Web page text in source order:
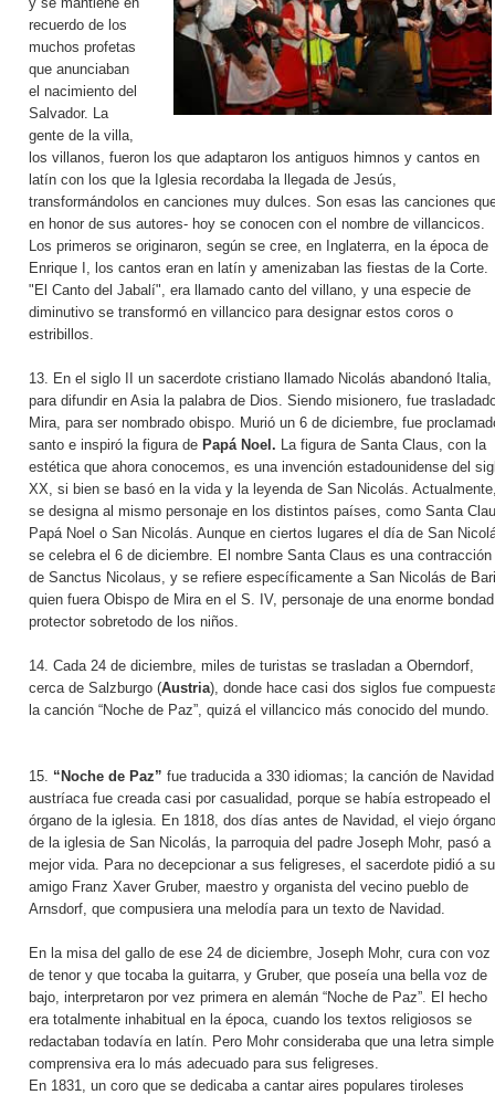
recuerdo de los
muchos profetas
que anunciaban
el nacimiento del
Salvador. La
gente de la villa,
los villanos, fueron los que adaptaron los antiguos himnos y cantos en
latín con los que la Iglesia recordaba la llegada de Jesús,
transformándolos en canciones muy dulces. Son esas las canciones
en honor de sus autores- hoy se conocen con el nombre de villancicos.
Los primeros se originaron, según se cree, en Inglaterra, en la época de
Enrique I, los cantos eran en latín y amenizaban las fiestas de la Corte.
"El Canto del Jabalí", era llamado canto del villano, y una especie de
diminutivo se transformó en villancico para designar estos coros o
estribillos.
13. En el siglo II un sacerdote cristiano llamado Nicolás abandonó Italia,
para difundir en Asia la palabra de Dios. Siendo misionero, fue
Mira, para ser nombrado obispo. Murió un 6 de diciembre, fue
santo e inspiró la figura de Papá Noel. La figura de Santa Claus, con la
estética que ahora conocemos, es una invención estadounidense del
XX, si bien se basó en la vida y la leyenda de San Nicolás.
se designa al mismo personaje en los distintos países, como Santa
Papá Noel o San Nicolás. Aunque en ciertos lugares el día de San
se celebra el 6 de diciembre. El nombre Santa Claus es una contracción
de Sanctus Nicolaus, y se refiere específicamente a San Nicolás de
quien fuera Obispo de Mira en el S. IV, personaje de una enorme
protector sobretodo de los niños.
14. Cada 24 de diciembre, miles de turistas se trasladan a Oberndorf,
cerca de Salzburgo (Austria), donde hace casi dos siglos fue
la canción “Noche de Paz”, quizá el villancico más conocido del mundo.
15. “Noche de Paz” fue traducida a 330 idiomas; la canción de Navidad
austríaca fue creada casi por casualidad, porque se había estropeado el
órgano de la iglesia. En 1818, dos días antes de Navidad, el viejo órgano
de la iglesia de San Nicolás, la parroquia del padre Joseph Mohr, pasó a
mejor vida. Para no decepcionar a sus feligreses, el sacerdote pidió a su
amigo Franz Xaver Gruber, maestro y organista del vecino pueblo de
Arnsdorf, que compusiera una melodía para un texto de Navidad.
En la misa del gallo de ese 24 de diciembre, Joseph Mohr, cura con voz
de tenor y que tocaba la guitarra, y Gruber, que poseía una bella voz de
bajo, interpretaron por vez primera en alemán “Noche de Paz”. El hecho
era totalmente inhabitual en la época, cuando los textos religiosos se
redactaban todavía en latín. Pero Mohr consideraba que una letra
comprensiva era lo más adecuado para sus feligreses.
En 1831, un coro que se dedicaba a cantar aires populares tiroleses